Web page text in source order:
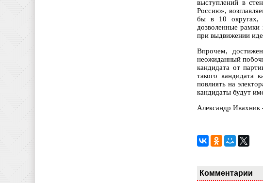
выступлений в
Россию»,
бы в 10 округах,
дозволенные рамки
при выдвижении
Впрочем,
неожиданный
кандидата от
такого кандидата
повлиять на
кандидаты будут
Александр Ивахник
Комментарии